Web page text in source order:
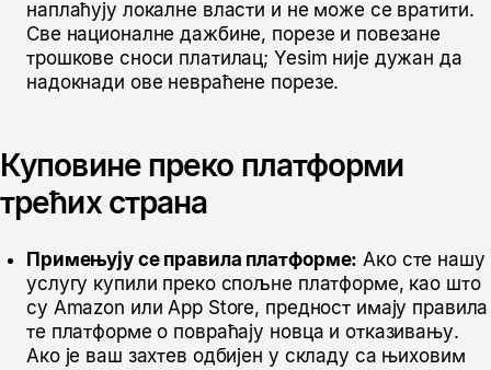
наплаћују локалне власти и не може се вратити.
Све националне дажбине, порезе и повезане
трошкове сноси платилац; Yesim није дужан да
надокнади ове невраћене порезе.
Куповине преко платформи
трећих страна
Примењују се правила платформе: Ако сте нашу
услугу купили преко спољне платформе, као што
су Amazon или App Store, предност имају правила
те платформе о повраћају новца и отказивању.
Ако је ваш захтев одбијен у складу са њиховим